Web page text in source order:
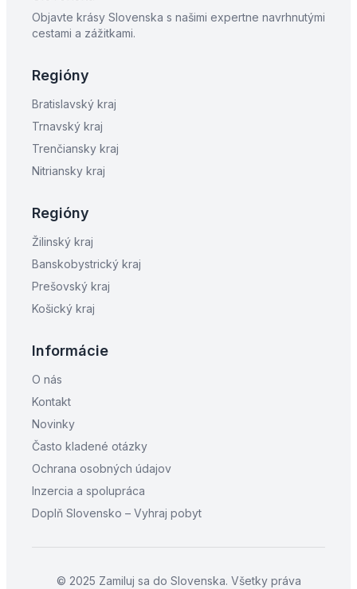
Objavte krásy Slovenska s našimi expertne navrhnutými
cestami a zážitkami.
Regióny
Bratislavský kraj
Trnavský kraj
Trenčiansky kraj
Nitriansky kraj
Regióny
Žilinský kraj
Banskobystrický kraj
Prešovský kraj
Košický kraj
Informácie
O nás
Kontakt
Novinky
Často kladené otázky
Ochrana osobných údajov
Inzercia a spolupráca
Doplň Slovensko – Vyhraj pobyt
© 2025 Zamiluj sa do Slovenska. Všetky práva